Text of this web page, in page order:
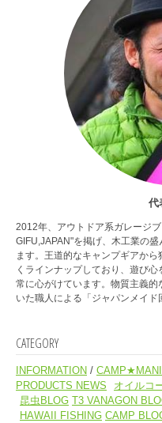
代
2012年、アウトドア系ガレージ
GIFU,JAPAN"を掲げ、木工業の
ます。王道的なキャンプギアか
くラインナップしており、遊び
常に心がけています。物質主義
いた職人による「ジャパンメイド
CATEGORY
INFORMATION
PRODUCTS NEWS
オイルコ
昆虫BLOG T3 VANAGON
HAWAII FISHING CAMP